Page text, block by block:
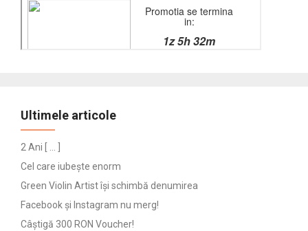
Ultimele articole
2 Ani [ … ]
Cel care iubește enorm
Green Violin Artist își schimbă denumirea
Facebook și Instagram nu merg!
Câștigă 300 RON Voucher!